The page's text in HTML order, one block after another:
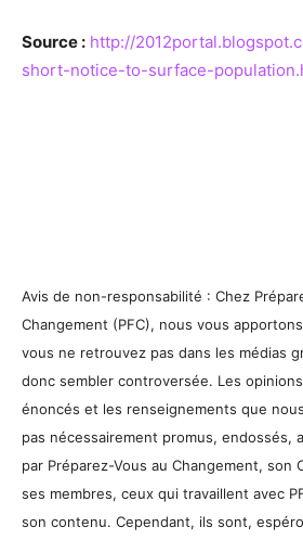
Source : http://
short-notice-to-surface-
Avis de non-responsabilité : Chez
Changement (PFC), nous vous
vous ne retrouvez pas dans les médias
donc sembler controversée. Les
énoncés et les renseignements que
pas nécessairement promus, endossés,
par Préparez-Vous au Changement, son
ses membres, ceux qui travaillent avec
son contenu. Cependant, ils sont,